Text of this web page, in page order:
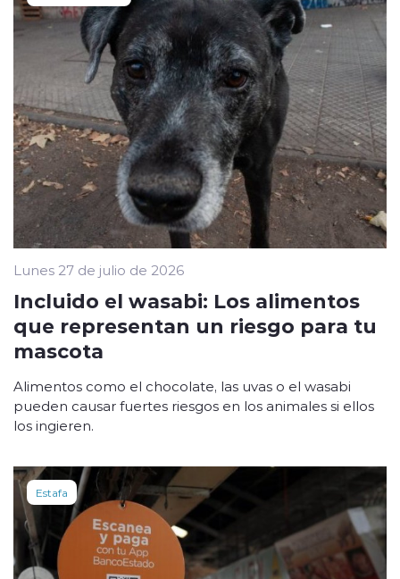
Lunes 27 de julio de 2026
Incluido el wasabi: Los alimentos
que representan un riesgo para tu
mascota
Alimentos como el chocolate, las uvas o el wasabi
pueden causar fuertes riesgos en los animales si ellos
los ingieren.
Estafa